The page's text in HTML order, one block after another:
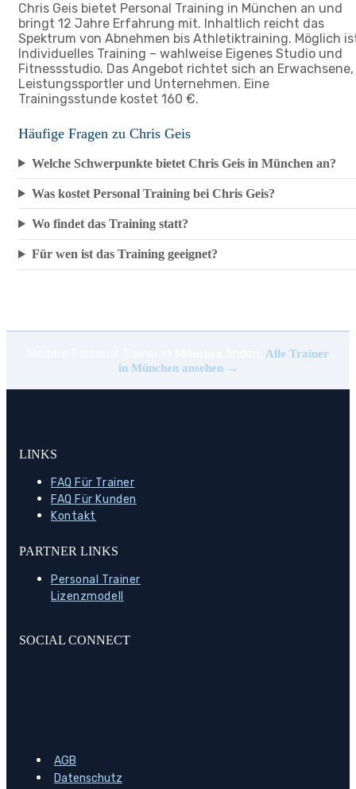
Chris Geis bietet Personal Training in München an und
bringt 12 Jahre Erfahrung mit. Inhaltlich reicht das
Spektrum von Abnehmen bis Athletiktraining. Möglich
Individuelles Training – wahlweise Eigenes Studio und
Fitnessstudio. Das Angebot richtet sich an Erwachsene,
Leistungssportler und Unternehmen. Eine
Trainingsstunde kostet 160 €.
Häufige Fragen zu Chris Geis
Welche Schwerpunkte bietet Chris Geis in München an?
Was kostet Personal Training bei Chris Geis?
Wo findet das Training statt?
Für wen ist das Training geeignet?
Alle Trainer
in München ansehen →
LINKS
FAQ Für Trainer
FAQ Für Kunden
Kontakt
PARTNER LINKS
Personal Trainer
Lizenzmodell
SOCIAL CONNECT
AGB
Datenschutz